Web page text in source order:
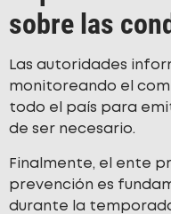
sobre las
Las autoridades
monitoreando el
todo el país para
de ser necesario.
Finalmente, el ente
prevención es
durante la